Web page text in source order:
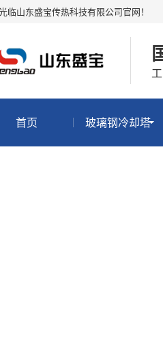
临山东盛宝传热科技有限公司官网！
首页 玻璃钢冷却塔